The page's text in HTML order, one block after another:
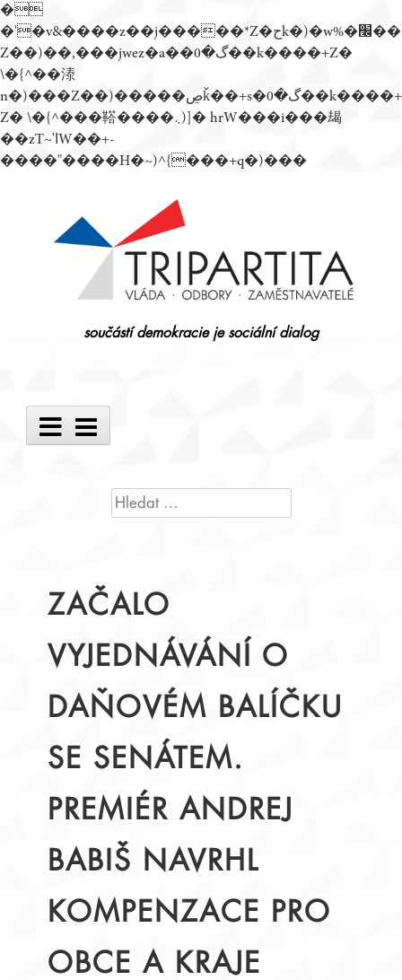
�
�'�v&����z��j�����*Z�حk�)�w%�׬��
Z��)��,���jwez�a��گ�0��k����+Z�
\�{^��溙
n�)���Z��)�����ڝǩ��+s�گ�0��k����+
Z� \�{^���鞳����܆)]� hrW���i���朅
��zƬ~'ߊW��+-
����"����H�~)^{���+q�)���
součástí demokracie je sociální dialog
Main
Menu
VYHLEDÁVÁNÍ
ZAČALO
VYJEDNÁVÁNÍ O
DAŇOVÉM BALÍČKU
SE SENÁTEM.
PREMIÉR ANDREJ
BABIŠ NAVRHL
KOMPENZACE PRO
OBCE A KRAJE